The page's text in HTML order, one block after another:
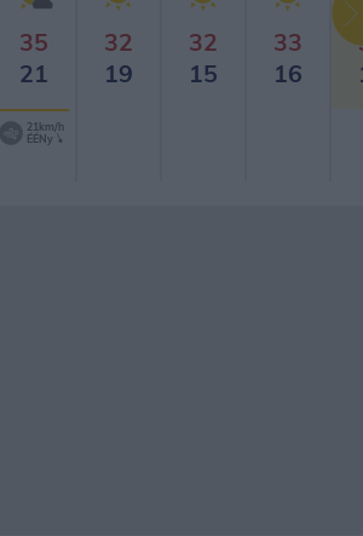
35
21
21km/h
ÉÉNy
32
19
32
15
33
16